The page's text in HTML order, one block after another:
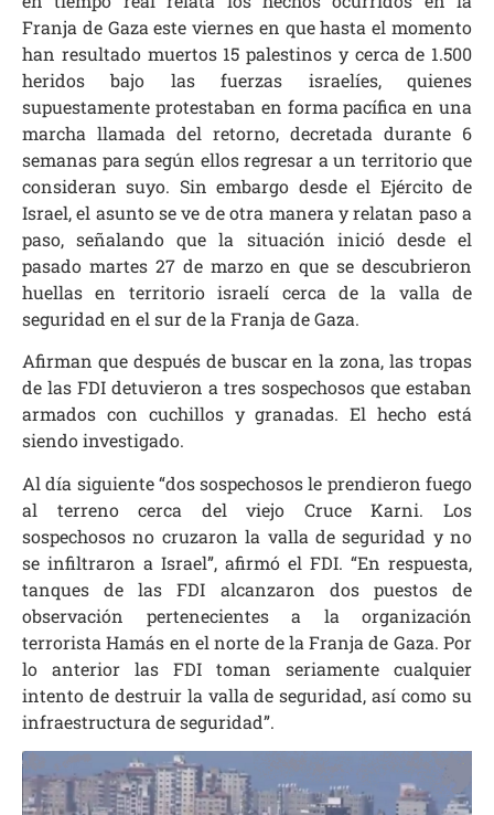
Franja de Gaza este viernes en que hasta el momento
han resultado muertos 15 palestinos y cerca de 1.500
heridos bajo las fuerzas israelíes, quienes
supuestamente protestaban en forma pacífica en una
marcha llamada del retorno, decretada durante 6
semanas para según ellos regresar a un territorio que
consideran suyo. Sin embargo desde el Ejército de
Israel, el asunto se ve de otra manera y relatan paso a
paso, señalando que la situación inició desde el
pasado martes 27 de marzo en que se descubrieron
huellas en territorio israelí cerca de la valla de
seguridad en el sur de la Franja de Gaza.
Afirman que después de buscar en la zona, las tropas
de las FDI detuvieron a tres sospechosos que estaban
armados con cuchillos y granadas. El hecho está
siendo investigado.
Al día siguiente “dos sospechosos le prendieron fuego
al terreno cerca del viejo Cruce Karni. Los
sospechosos no cruzaron la valla de seguridad y no
se infiltraron a Israel”, afirmó el FDI. “En respuesta,
tanques de las FDI alcanzaron dos puestos de
observación pertenecientes a la organización
terrorista Hamás en el norte de la Franja de Gaza. Por
lo anterior las FDI toman seriamente cualquier
intento de destruir la valla de seguridad, así como su
infraestructura de seguridad”.